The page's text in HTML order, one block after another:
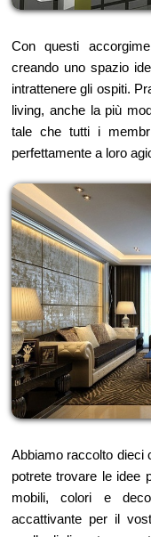
Con questi
creando uno spazio
intrattenere gli ospiti.
living, anche la più
tale che tutti i
perfettamente a loro
Abbiamo raccolto dieci
potrete trovare le idee
mobili, colori e
accattivante per il